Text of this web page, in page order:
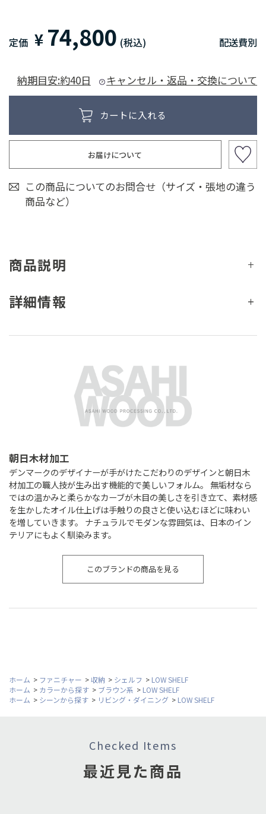
定価 ¥ 74,800 (税込) 配送費別
納期目安:約40日 キャンセル・返品・交換について
お届けについて
この商品についてのお問合せ（サイズ・張地の違う
商品など）
商品説明
詳細情報
朝日木材加工
デンマークのデザイナーが手がけたこだわりのデザインと朝日木
材加工の職人技が生み出す機能的で美しいフォルム。 無垢材なら
ではの温かみと柔らかなカーブが木目の美しさを引き立て、素材感
を生かしたオイル仕上げは手触りの良さと使い込むほどに味わい
を増していきます。 ナチュラルでモダンな雰囲気は、日本のイン
テリアにもよく馴染みます。
このブランドの商品を見る
ホーム > ファニチャー >収納 > シェルフ > LOW SHELF
ホーム > カラーから探す > ブラウン系 > LOW SHELF
ホーム > シーンから探す > リビング・ダイニング > LOW SHELF
Checked Items
最近見た商品